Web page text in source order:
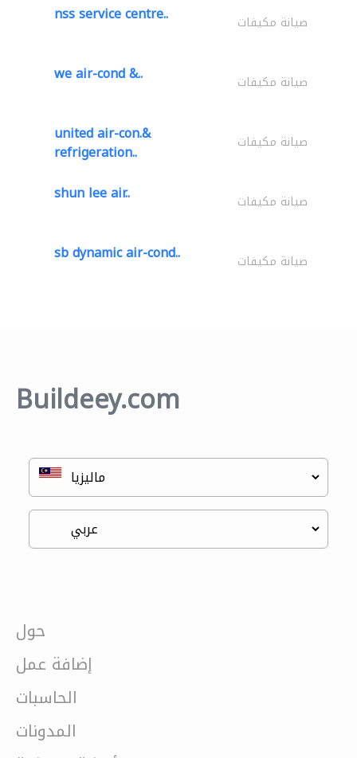
nss service centre.. صيانة مكيفات
we air-cond &.. صيانة مكيفات
united air-con.&
refrigeration.. صيانة مكيفات
shun lee air.. صيانة مكيفات
sb dynamic air-cond.. صيانة مكيفات
Buildeey.com
حول
إضافة عمل
الحاسبات
المدونات